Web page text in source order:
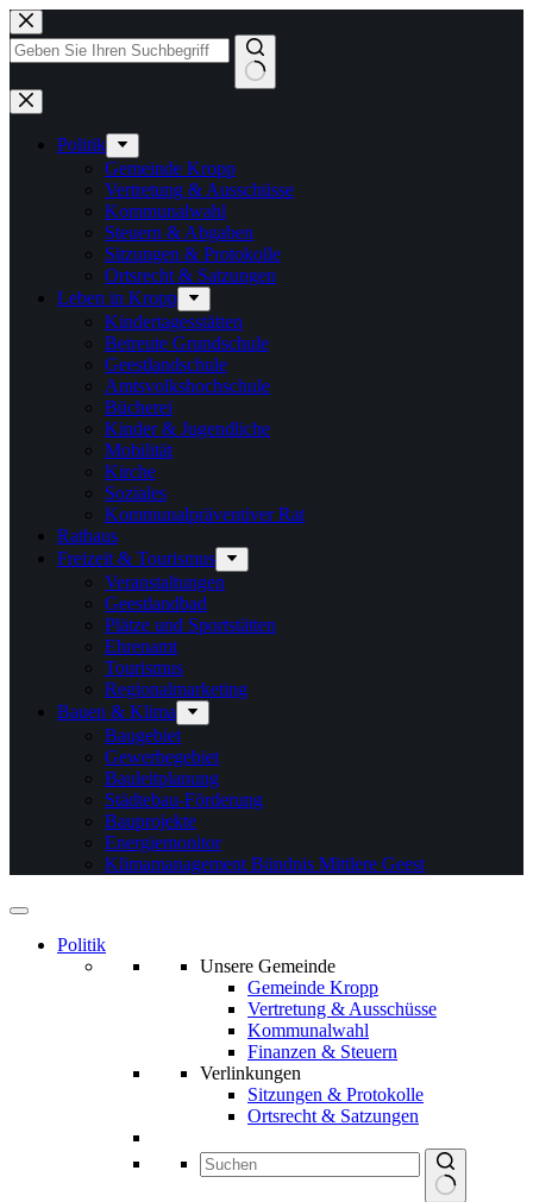
Zum
Inhalt
springen
Keine
Ergebnisse
Politik
Gemeinde Kropp
Vertretung & Ausschüsse
Kommunalwahl
Steuern & Abgaben
Sitzungen & Protokolle
Ortsrecht & Satzungen
Leben in Kropp
Kindertagesstätten
Betreute Grundschule
Geestlandschule
Amtsvolkshochschule
Bücherei
Kinder & Jugendliche
Mobilität
Kirche
Soziales
Kommunalpräventiver Rat
Rathaus
Freizeit & Tourismus
Veranstaltungen
Geestlandbad
Plätze und Sportstätten
Ehrenamt
Tourismus
Regionalmarketing
Bauen & Klima
Baugebiet
Gewerbegebiet
Bauleitplanung
Städtebau-Förderung
Bauprojekte
Energiemonitor
Klimamanagement Bündnis Mittlere Geest
Politik
Unsere Gemeinde
Gemeinde Kropp
Vertretung & Ausschüsse
Kommunalwahl
Finanzen & Steuern
Verlinkungen
Sitzungen & Protokolle
Ortsrecht & Satzungen